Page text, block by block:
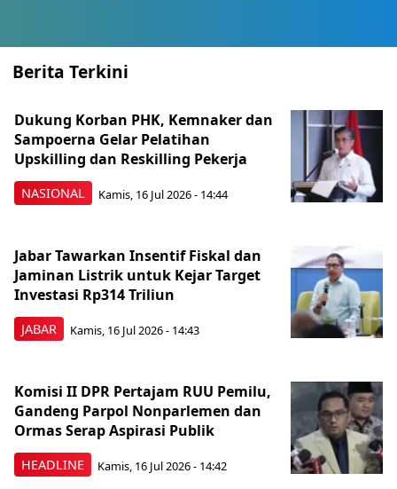
Berita Terkini
NASIONAL
Dukung Korban PHK, Kemnaker dan
Sampoerna Gelar Pelatihan
Upskilling dan Reskilling Pekerja
Kamis, 16 Jul 2026 - 14:44
JABAR
Jabar Tawarkan Insentif Fiskal dan
Jaminan Listrik untuk Kejar Target
Investasi Rp314 Triliun
Kamis, 16 Jul 2026 - 14:43
HEADLINE
Komisi II DPR Pertajam RUU Pemilu,
Gandeng Parpol Nonparlemen dan
Ormas Serap Aspirasi Publik
Kamis, 16 Jul 2026 - 14:42